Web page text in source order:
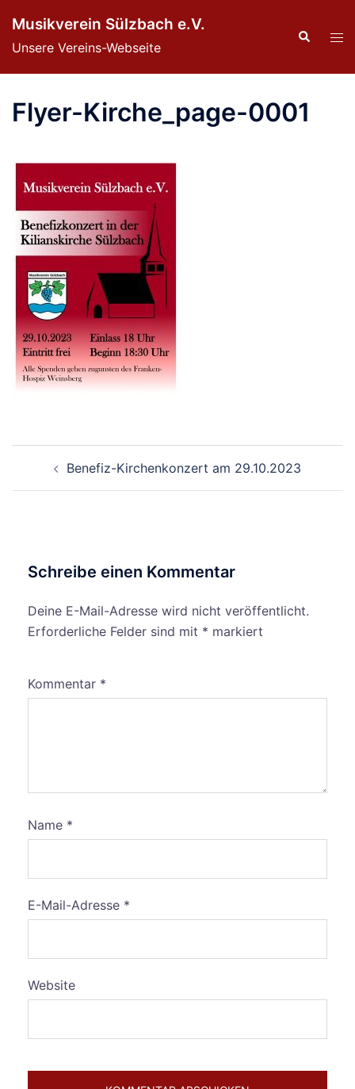
Inhalt
springen
Musikverein Sülzbach e.V.
Unsere Vereins-Webseite
Suche
Flyer-Kirche_page-0001
Benefiz-Kirchenkonzert am 29.10.2023
Schreibe einen Kommentar
Deine E-Mail-Adresse wird nicht veröffentlicht.
Erforderliche Felder sind mit * markiert
Kommentar *
Name *
E-Mail-Adresse *
Website